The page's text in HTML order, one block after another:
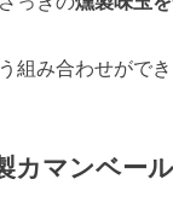
組み合わせがで
カマンベー